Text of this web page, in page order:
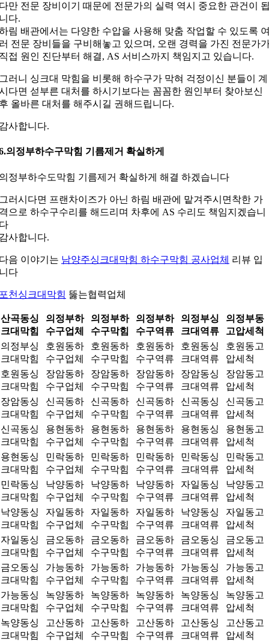
만 전문 장비이기 때문에 전문가의 실력 역시 중요한 관건이
다.
림 배관에서는 다양한 수압을 사용해 맞춤 작업할 수 있도록
전문 장비들을 구비해놓고 있으며, 오랜 경력을 가진 전문가
접 원인 진단부터 해결, AS 서비스까지 책임지고 있습니다.
러니 싱크대 막힘을 비롯해 하수구가 막혀 걱정이신 분들이 계
다면 섣부른 대처를 하시기보다는 꼼꼼한 원인부터 찾아보신
올바른 대처를 해주시길 권해드립니다.
사합니다.
의정부하수구막힘 기름제거 확실하게
정부하수도막힘 기름제거 확실하게 해결 하겠습니다
러시다면 프랜차이즈가 아닌 하림 배관에 맡겨주시면착한 가
으로 하수구수리를 해드리며 차후에 AS 수리도 책임지겠습니
사합니다.
음 이야기는 남양주싱크대막힘 하수구막힘 공사업체 리뷰 입
다
천싱크대막힘 뚫는협력업체
산곡동싱
크대막힘
의정부하
수구업체
의정부하
수구막힘
의정부하
수구역류
의정부싱
크대역류
의정부동
고압세척
의정부싱
크대막힘
호원동하
수구업체
호원동하
수구막힘
호원동하
수구역류
호원동싱
크대역류
호원동고
압세척
호원동싱
크대막힘
장암동하
수구업체
장암동하
수구막힘
장암동하
수구역류
장암동싱
크대역류
장암동고
압세척
장암동싱
크대막힘
신곡동하
수구업체
신곡동하
수구막힘
신곡동하
수구역류
신곡동싱
크대역류
신곡동고
압세척
신곡동싱
크대막힘
용현동하
수구업체
용현동하
수구막힘
용현동하
수구역류
용현동싱
크대역류
용현동고
압세척
용현동싱
크대막힘
민락동하
수구업체
민락동하
수구막힘
민락동하
수구역류
민락동싱
크대역류
민락동고
압세척
민락동싱
크대막힘
낙양동하
수구업체
낙양동하
수구막힘
낙양동하
수구역류
자일동싱
크대역류
낙양동고
압세척
낙양동싱
크대막힘
자일동하
수구업체
자일동하
수구막힘
자일동하
수구역류
낙양동싱
크대역류
자일동고
압세척
자일동싱
크대막힘
금오동하
수구업체
금오동하
수구막힘
금오동하
수구역류
금오동싱
크대역류
금오동고
압세척
금오동싱
크대막힘
가능동하
수구업체
가능동하
수구막힘
가능동하
수구역류
가능동싱
크대역류
가능동고
압세척
가능동싱
크대막힘
녹양동하
수구업체
녹양동하
수구막힘
녹양동하
수구역류
녹양동싱
크대역류
녹양동고
압세척
녹양동싱
크대막힘
고산동하
수구업체
고산동하
수구막힘
고산동하
수구역류
고산동싱
크대역류
고산동고
압세척